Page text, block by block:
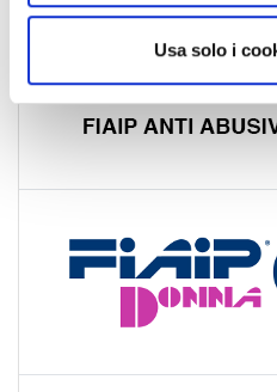
Usa solo i